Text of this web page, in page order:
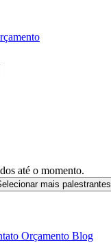
até o momento.
mais palestrantes
Orçamento Blog